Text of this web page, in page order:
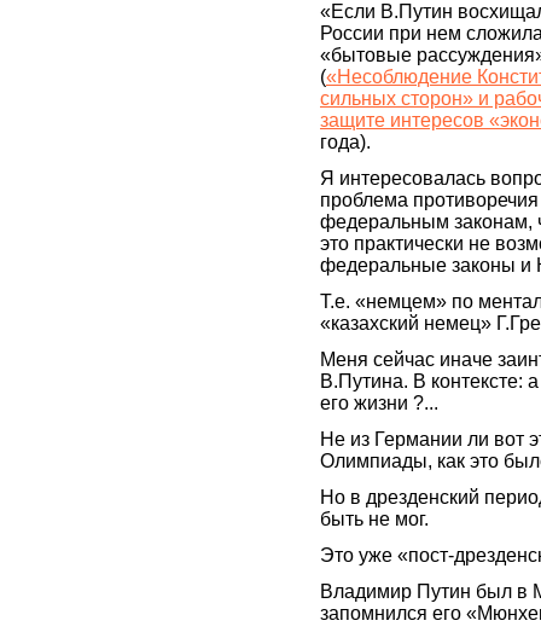
«Если В.Путин
России при нем
«бытовые
(«Несоблюдение
сильных сторон» и
защите интересов
года).
Я интересовалась
проблема
федеральным законам,
это практически не
федеральные законы и
Т.е. «немцем» по
«казахский немец»
Меня сейчас иначе
В.Путина. В контексте:
его жизни ?...
Не из Германии ли вот
Олимпиады, как это
Но в дрезденский
быть не мог.
Это уже «пост-
Владимир Путин был в
запомнился его